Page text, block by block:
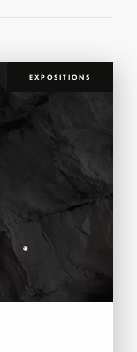
EXPOSITIONS